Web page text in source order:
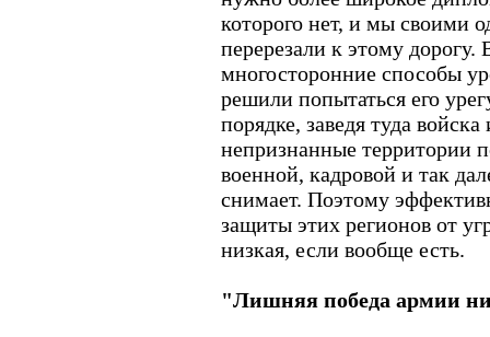
которого нет, и мы своими
перерезали к этому дорогу.
многосторонние способы
решили попытаться его
порядке, заведя туда
непризнанные территории
военной, кадровой и так
снимает. Поэтому
защиты этих регионов от
низкая, если вообще есть.
"Лишняя победа армии